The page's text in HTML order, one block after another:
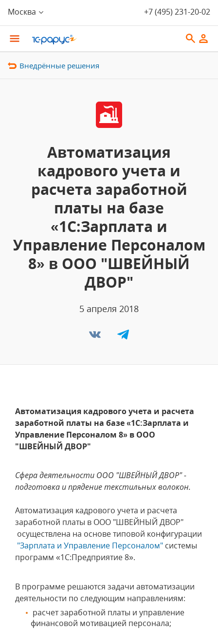
Москва +7 (495) 231-20-02
Внедрённые решения
Автоматизация
кадрового учета и
расчета заработной
платы на базе
«1С:Зарплата и
Управление Персоналом
8» в ООО "ШВЕЙНЫЙ
ДВОР"
5 апреля 2018
Автоматизация кадрового учета и расчета
заработной платы на базе «1С:Зарплата и
Управление Персоналом 8» в ООО
"ШВЕЙНЫЙ ДВОР"
Сфера деятельности ООО "ШВЕЙНЫЙ ДВОР" -
подготовка и прядение текстильных волокон.
Автоматизация кадрового учета и расчета
заработной платы в ООО "ШВЕЙНЫЙ ДВОР"
осуществлена на основе типовой конфигурации
"Зарплата и Управление Персоналом" системы
программ «1С:Предприятие 8».
В программе решаются задачи автоматизации
деятельности по следующим направлениям:
расчет заработной платы и управление
финансовой мотивацией персонала;